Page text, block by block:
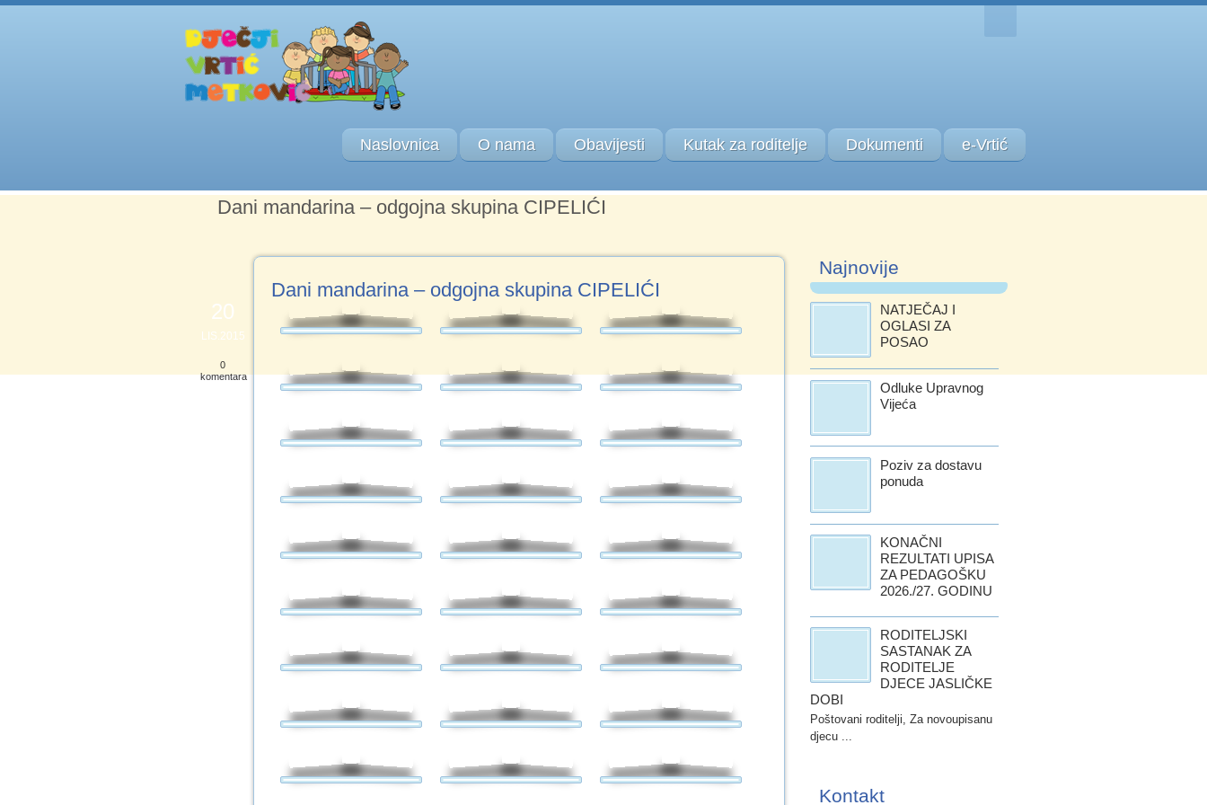
Naslovnica O nama Obavijesti Kutak za roditelje Dokumenti e-Vrtić
Dani mandarina – odgojna skupina CIPELIĆI
20
LIS.2015
0
komentara
Dani mandarina – odgojna skupina CIPELIĆI
Najnovije
NATJEČAJ I
OGLASI ZA
POSAO
Odluke Upravnog
Vijeća
Poziv za dostavu
ponuda
KONAČNI
REZULTATI UPISA
ZA PEDAGOŠKU
2026./27. GODINU
RODITELJSKI
SASTANAK ZA
RODITELJE
DJECE JASLIČKE
DOBI
Poštovani roditelji, Za novoupisanu
djecu ...
Kontakt